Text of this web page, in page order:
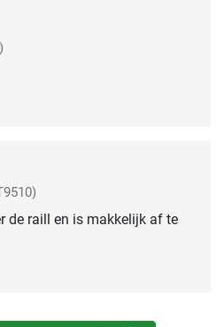
de raill en is makkelijk af te